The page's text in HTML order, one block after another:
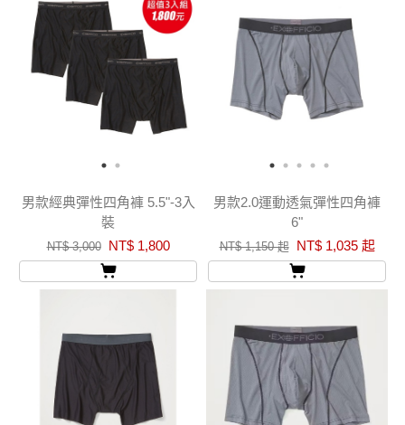
男款經典彈性四角褲 5.5"-3入
裝
NT$ 3,000 NT$ 1,800
男款2.0運動透氣彈性四角褲
6"
NT$ 1,150 起 NT$ 1,035 起